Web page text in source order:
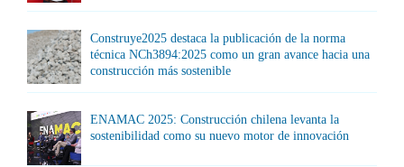
Construye2025 destaca la publicación de la norma
técnica NCh3894:2025 como un gran avance hacia una
construcción más sostenible
ENAMAC 2025: Construcción chilena levanta la
sostenibilidad como su nuevo motor de innovación